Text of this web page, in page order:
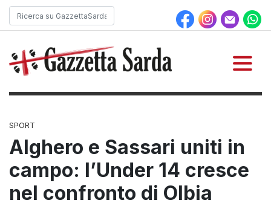
SPORT
Alghero e Sassari uniti in
campo: l’Under 14 cresce
nel confronto di Olbia